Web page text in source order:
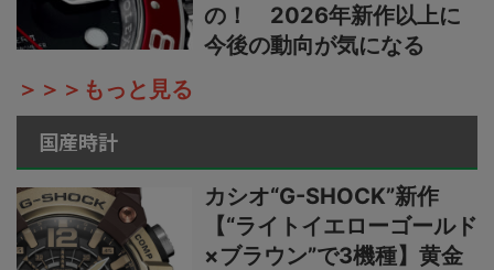
の！ 2026年新作以上に
今後の動向が気になる
＞＞＞もっと見る
国産時計
カシオ“G-SHOCK”新作
【“ライトイエローゴールド
×ブラウン”で3機種】黄金